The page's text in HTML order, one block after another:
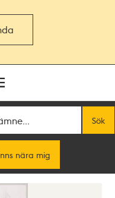
Sök
nära mig